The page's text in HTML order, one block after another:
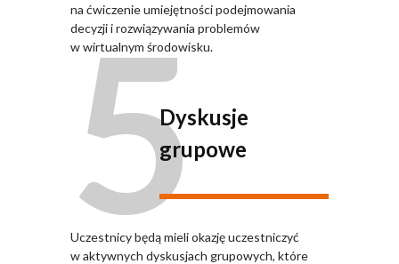
na ćwiczenie umiejętności podejmowania
decyzji i rozwiązywania problemów
w wirtualnym środowisku.
5Dyskusje
grupowe
Uczestnicy będą mieli okazję uczestniczyć
w aktywnych dyskusjach grupowych, które